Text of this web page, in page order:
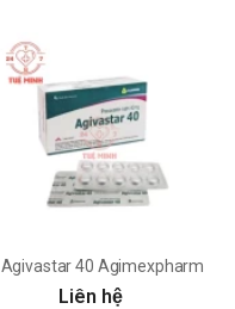
Agivastar 40 Agimexpharm
Liên hệ